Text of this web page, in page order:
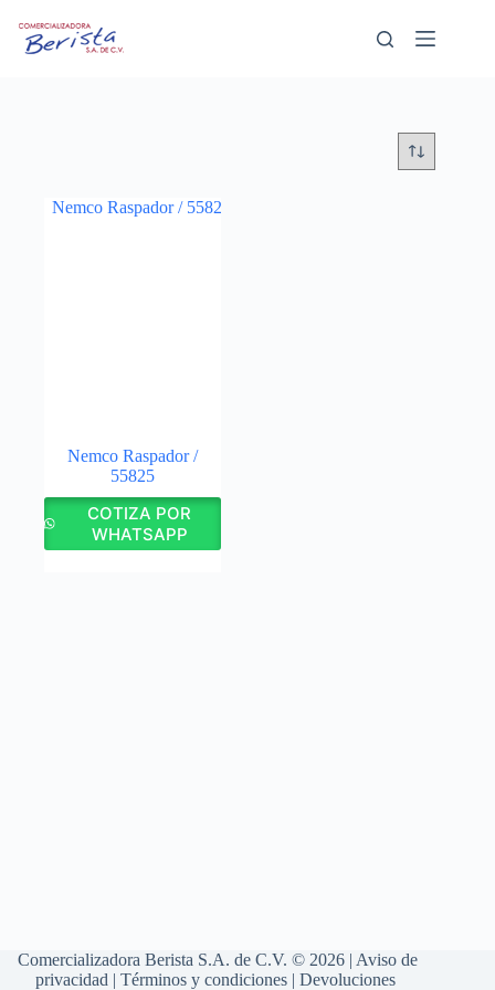
contenido
Nemco Raspador /
55825
COTIZA POR
WHATSAPP
Comercializadora Berista S.A. de C.V. © 2026 | Aviso de
privacidad |Términos y condiciones |Devoluciones